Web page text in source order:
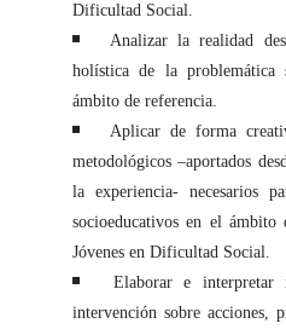
Dificultad Social.
Analizar la realidad
holística de la
ámbito de referencia.
Aplicar de forma
metodológicos –aportados
la experiencia- necesarios
socioeducativos en el
Jóvenes en Dificultad Social.
Elaborar e interpretar
intervención sobre acciones,